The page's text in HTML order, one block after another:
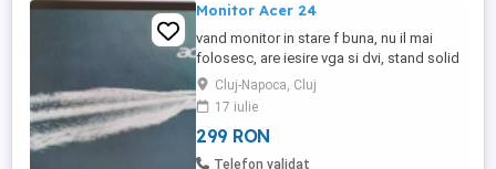
Monitor Acer 24
vand monitor in stare f buna, nu il mai
folosesc, are iesire vga si dvi, stand solid
Cluj-Napoca, Cluj
17 iulie
299 RON
Telefon validat